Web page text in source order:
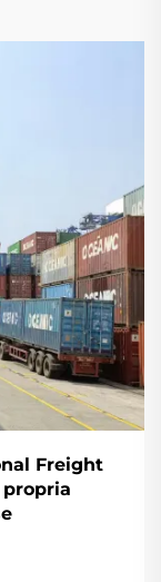
Freight
propria